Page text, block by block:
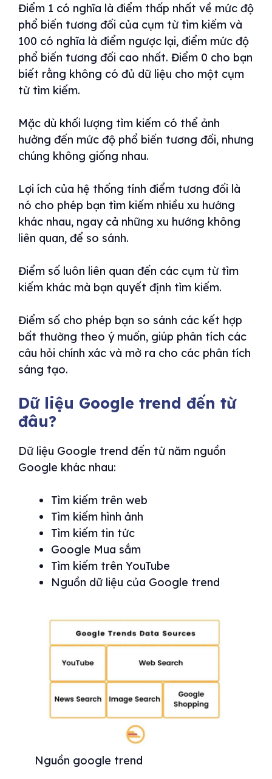
Điểm 1 có nghĩa là điểm thấp nhất về mức độ
phổ biến tương đối của cụm từ tìm kiếm và
100 có nghĩa là điểm ngược lại, điểm mức độ
phổ biến tương đối cao nhất. Điểm 0 cho bạn
biết rằng không có đủ dữ liệu cho một cụm
từ tìm kiếm.
Mặc dù khối lượng tìm kiếm có thể ảnh
hưởng đến mức độ phổ biến tương đối, nhưng
chúng không giống nhau.
Lợi ích của hệ thống tính điểm tương đối là
nó cho phép bạn tìm kiếm nhiều xu hướng
khác nhau, ngay cả những xu hướng không
liên quan, để so sánh.
Điểm số luôn liên quan đến các cụm từ tìm
kiếm khác mà bạn quyết định tìm kiếm.
Điểm số cho phép bạn so sánh các kết hợp
bất thường theo ý muốn, giúp phân tích các
câu hỏi chính xác và mở ra cho các phân tích
sáng tạo.
Dữ liệu Google trend đến từ
đâu?
Dữ liệu Google trend đến từ năm nguồn
Google khác nhau:
Tìm kiếm trên web
Tìm kiếm hình ảnh
Tìm kiếm tin tức
Google Mua sắm
Tìm kiếm trên YouTube
Nguồn dữ liệu của Google trend
Nguồn google trend